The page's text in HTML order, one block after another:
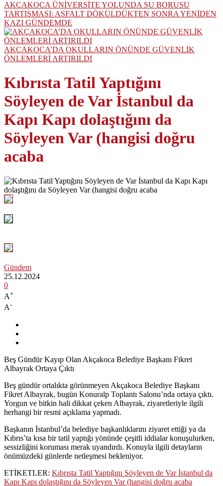
AKÇAKOCA ÜNİVERSİTE YOLUNDA SU BORUSU
TARTIŞMASI: ASFALT DÖKÜLDÜKTEN SONRA YENİDEN
KAZI GÜNDEMDE
AKÇAKOCA’DA OKULLARIN ÖNÜNDE GÜVENLİK
ÖNLEMLERİ ARTIRILDI
Kıbrısta Tatil Yaptığını
Söyleyen de Var İstanbul da
Kapı Kapı dolaştığını da
Söyleyen Var (hangisi doğru
acaba
Gündem
25.12.2024
0
A+
A-
Beş Gündür Kayıp Olan Akçakoca Belediye Başkanı Fikret
Albayrak Ortaya Çıktı
Beş gündür ortalıkta görünmeyen Akçakoca Belediye Başkanı
Fikret Albayrak, bugün Konuralp Toplantı Salonu’nda ortaya çıktı.
Yorgun ve bitkin hali dikkat çeken Albayrak, ziyaretleriyle ilgili
herhangi bir resmi açıklama yapmadı.
Başkanın İstanbul’da belediye başkanlıklarını ziyaret ettiği ya da
Kıbrıs’ta kısa bir tatil yaptığı yönünde çeşitli iddialar konuşulurken,
sessizliğini koruması merak uyandırdı. Konuyla ilgili detayların
önümüzdeki günlerde netleşmesi bekleniyor.
ETİKETLER: Kıbrısta Tatil Yaptığını Söyleyen de Var İstanbul da
Kapı Kapı dolaştığını da Söyleyen Var (hangisi doğru acaba